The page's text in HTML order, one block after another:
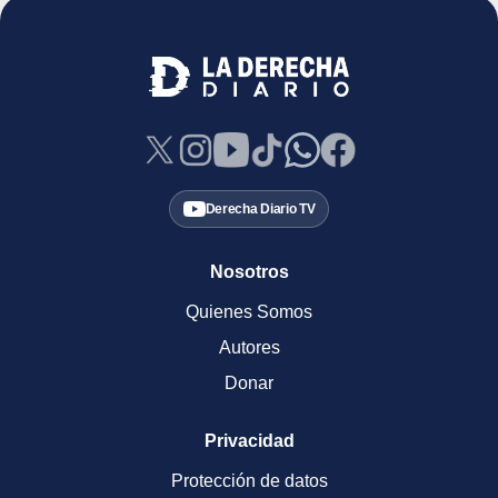
Derecha Diario TV
Nosotros
Quienes Somos
Autores
Donar
Privacidad
Protección de datos